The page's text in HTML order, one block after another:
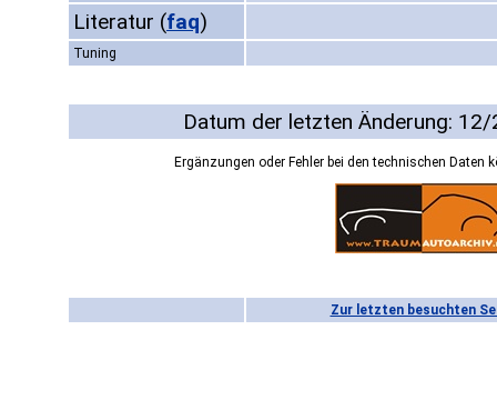
Literatur (faq)
Tuning
Datum der letzten Änderung:
Ergänzungen oder Fehler bei den technischen Daten
Zur letzten besuchten